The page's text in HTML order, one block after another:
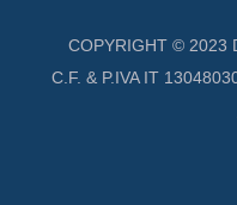
COPYRIGHT © 2023
C.F. & P.IVA IT